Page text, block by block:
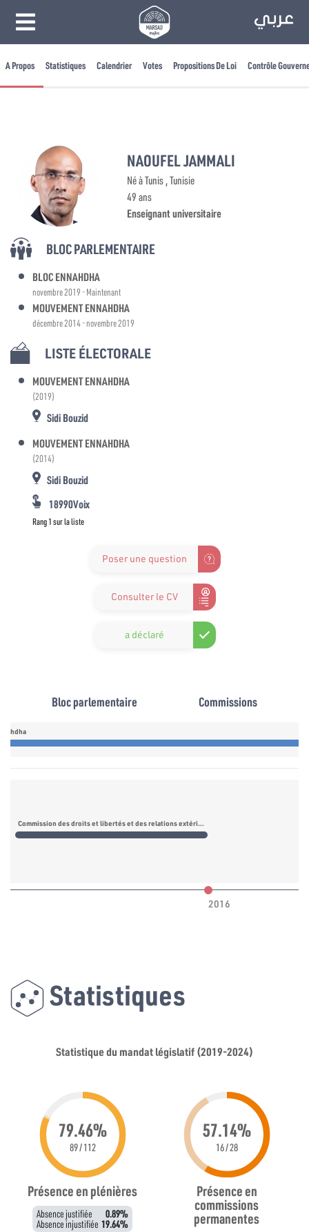
A Propos Statistiques Calendrier Votes Propositions De Loi Contrôle
NAOUFEL JAMMALI
Né à Tunis , Tunisie
49 ans
Enseignant universitaire
BLOC PARLEMENTAIRE
BLOC ENNAHDHA
novembre 2019 - Maintenant
MOUVEMENT ENNAHDHA
décembre 2014 - novembre 2019
LISTE ÉLECTORALE
MOUVEMENT ENNAHDHA
(2019)
Sidi Bouzid
MOUVEMENT ENNAHDHA
(2014)
Sidi Bouzid
18990Voix
Rang 1 sur la liste
Poser une question
Consulter le CV
a déclaré
Bloc parlementaire Commissions
Commission des droits et libertés et des relations extérieures
2016
Statistiques
Statistique du mandat législatif (2019-2024)
79.46%
89 / 112
Présence en plénières
Absence justifiée 0.89%
Absence injustifiée 19.64%
57.14%
16 / 28
Présence en
commissions
permanentes